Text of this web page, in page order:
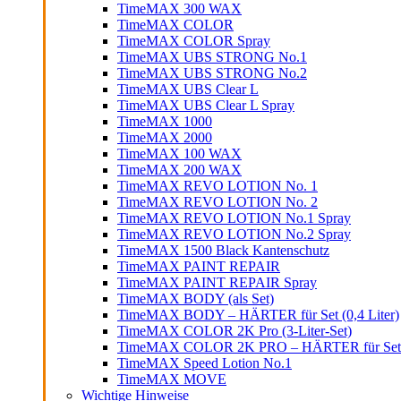
TimeMAX 300 WAX
TimeMAX COLOR
TimeMAX COLOR Spray
TimeMAX UBS STRONG No.1
TimeMAX UBS STRONG No.2
TimeMAX UBS Clear L
TimeMAX UBS Clear L Spray
TimeMAX 1000
TimeMAX 2000
TimeMAX 100 WAX
TimeMAX 200 WAX
TimeMAX REVO LOTION No. 1
TimeMAX REVO LOTION No. 2
TimeMAX REVO LOTION No.1 Spray
TimeMAX REVO LOTION No.2 Spray
TimeMAX 1500 Black Kantenschutz
TimeMAX PAINT REPAIR
TimeMAX PAINT REPAIR Spray
TimeMAX BODY (als Set)
TimeMAX BODY – HÄRTER für Set (0,4 Liter)
TimeMAX COLOR 2K Pro (3-Liter-Set)
TimeMAX COLOR 2K PRO – HÄRTER für
TimeMAX Speed Lotion No.1
TimeMAX MOVE
Wichtige Hinweise